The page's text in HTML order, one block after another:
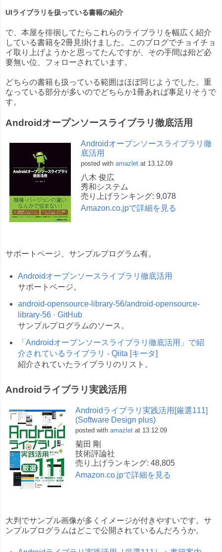
UIライブラリを扱っている書籍の紹介
で、本屋を徘徊してたらこれらのライブラリを幅広く紹介
している書籍を2冊見掛けました。このブログでチョイチョ
イ取り上げようかと思ってたんですが、その手間は殆ど必
要無い位、フォローされています。
どちらの書籍も扱っている範囲はほぼ同じようでした。重
なっている部分が多いのでどちらか1冊あれば事足りそうで
す。
Androidオープンソースライブラリ徹底活用
Androidオープンソースライブラリ徹
底活用
posted with amazlet at 13.12.09
八木 俊広
秀和システム
売り上げランキング: 9,078
Amazon.co.jpで詳細を見る
サポートページ、サンプルプログラム有。
Androidオープンソースライブラリ徹底活用
サポートページ。
android-opensource-library-56/android-opensource-
library-56 · GitHub
サンプルプログラムのソース。
「Androidオープンソースライブラリ徹底活用」で紹
介されているライブラリ - Qiita [キータ]
紹介されていたライブラリのリスト。
Androidライブラリ実践活用
Androidライブラリ実践活用[厳選111]
(Software Design plus)
posted with amazlet at 13.12.09
菊田 剛
技術評論社
売り上げランキング: 48,805
Amazon.co.jpで詳細を見る
大判でサンプル画像が多くイメージが付きやすいです。サ
ンプルプログラムはどこで公開されているんだろうか。